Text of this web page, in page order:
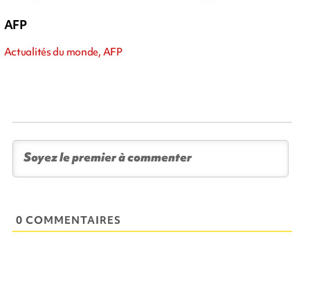
AFP
Actualités du monde, AFP
0 COMMENTAIRES